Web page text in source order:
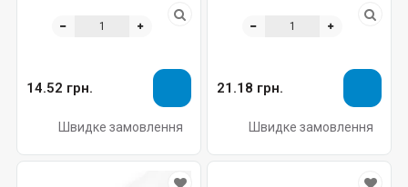
14.52 грн.
Швидке замовлення
21.18 грн.
Швидке замовлення